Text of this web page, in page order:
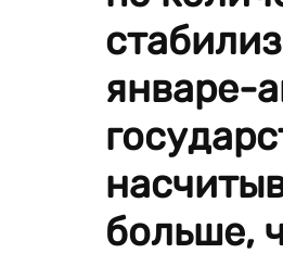
январе-
больше,